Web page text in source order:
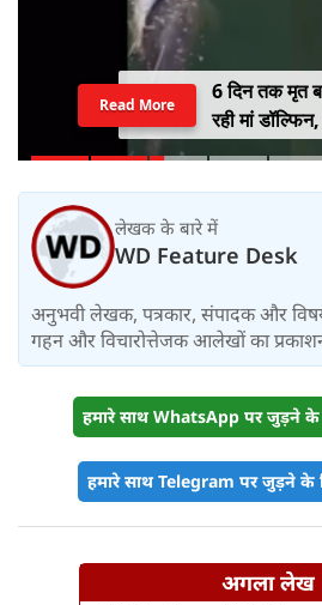
6 दिन तक मृत
रही मां
आंखें
Read More
लेखक के बारे में
WD Feature Desk
अनुभवी लेखक, पत्रकार, संपादक और विषय-
गहन और विचारोत्तेजक आलेखों का
हमारे साथ WhatsApp पर जुड़ने
हमारे साथ Telegram पर जुड़ने के
अगला लेख